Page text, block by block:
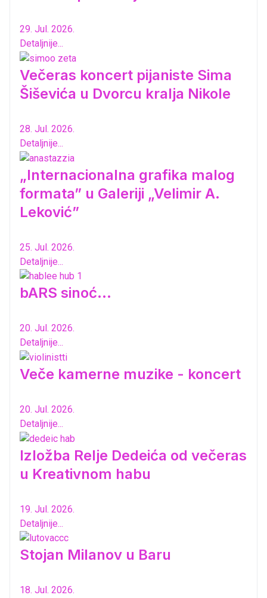
29. Jul. 2026.
Detaljnije...
Večeras koncert pijaniste Sima
Šiševića u Dvorcu kralja Nikole
28. Jul. 2026.
Detaljnije...
„Internacionalna grafika malog
formata” u Galeriji „Velimir A.
Leković”
25. Jul. 2026.
Detaljnije...
bARS sinoć...
20. Jul. 2026.
Detaljnije...
Veče kamerne muzike - koncert
20. Jul. 2026.
Detaljnije...
Izložba Relje Dedeića od večeras
u Kreativnom habu
19. Jul. 2026.
Detaljnije...
Stojan Milanov u Baru
18. Jul. 2026.